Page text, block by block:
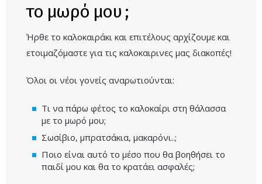
το μωρό μου ;
Ήρθε το καλοκαιράκι και επιτέλους αρχίζουμε και
ετοιμαζόμαστε για τις καλοκαιρινες μας διακοπές!
Όλοι οι νέοι γονείς αναρωτιούνται:
Τι να πάρω φέτος το καλοκαίρι στη θάλασσα
με το μωρό μου;
Σωσίβιο, μπρατσάκια, μακαρόνι..;
Ποιο είναι αυτό το μέσο που θα βοηθήσει το
παιδί μου και θα το κρατάει ασφαλές;